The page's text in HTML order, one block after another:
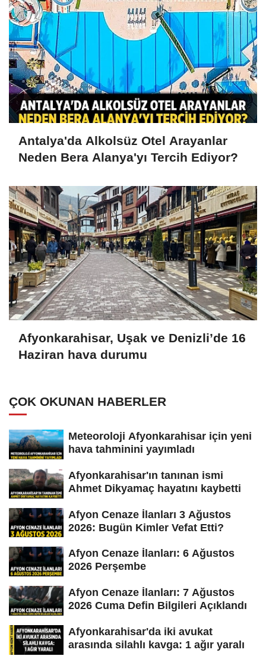
Antalya'da Alkolsüz Otel Arayanlar
Neden Bera Alanya'yı Tercih Ediyor?
Afyonkarahisar, Uşak ve Denizli’de 16
Haziran hava durumu
ÇOK OKUNAN HABERLER
Meteoroloji Afyonkarahisar için yeni
hava tahminini yayımladı
Afyonkarahisar'ın tanınan ismi
Ahmet Dikyamaç hayatını kaybetti
Afyon Cenaze İlanları 3 Ağustos
2026: Bugün Kimler Vefat Etti?
Afyon Cenaze İlanları: 6 Ağustos
2026 Perşembe
Afyon Cenaze İlanları: 7 Ağustos
2026 Cuma Defin Bilgileri Açıklandı
Afyonkarahisar'da iki avukat
arasında silahlı kavga: 1 ağır yaralı